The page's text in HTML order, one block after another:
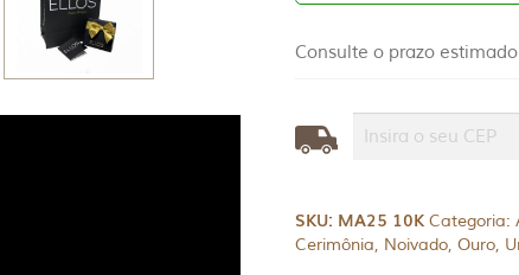
Consulte o prazo
SKU: MA25 10K Categoria:
Cerimônia, Noivado, Ouro,